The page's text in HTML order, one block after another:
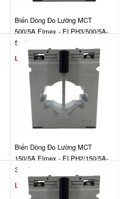
Biến Dòng Đo Lường MCT
500/5A Elmex - ELPH3/500/5A-
5.0/1
Liên hệ
Biến Dòng Đo Lường MCT
150/5A Elmex - ELPH2/150/5A-
3.75/1
Liên hệ